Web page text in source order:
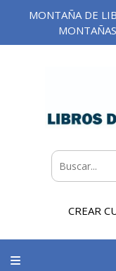
MONTAÑA DE
CREAR